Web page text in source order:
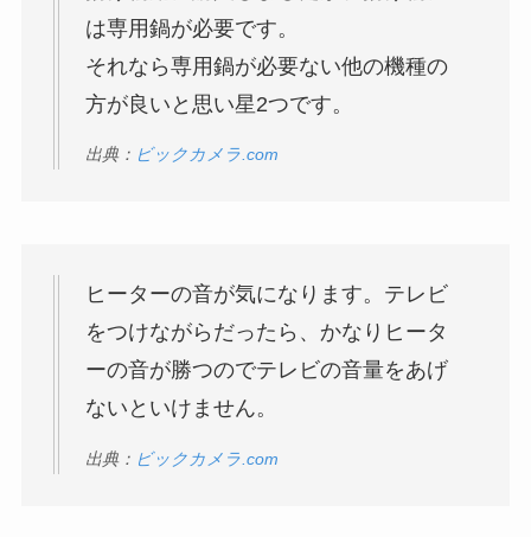
は専用鍋が必要です。
それなら専用鍋が必要ない他の機種の
方が良いと思い星2つです。
出典： ビックカメラ.com
ヒーターの音が気になります。テレビ
をつけながらだったら、かなりヒータ
ーの音が勝つのでテレビの音量をあげ
ないといけません。
出典： ビックカメラ.com